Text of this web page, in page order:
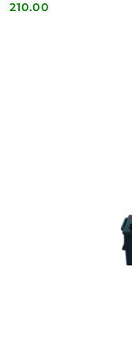
Cena:
210.00